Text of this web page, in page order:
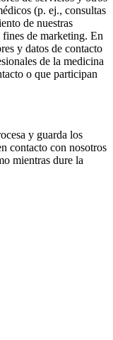
(p. ej., consultas
de nuestras
de marketing. En
y datos de contacto
de la medicina
o que participan
y guarda los
contacto con nosotros
mientras dure la